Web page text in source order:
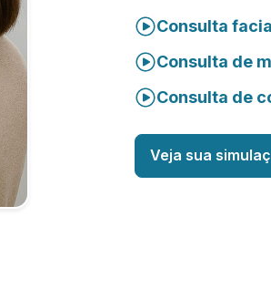
Consulta
Consulta de
Consulta de
Veja sua